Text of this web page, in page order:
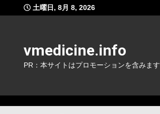
to
土曜日, 8月 8, 2026
vmedicine.info
PR：本サイトはプロモーションを含みます